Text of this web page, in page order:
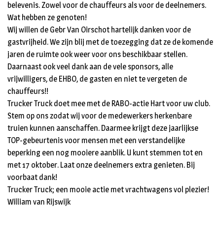
belevenis. Zowel voor de chauffeurs als voor de deelnemers.
Wat hebben ze genoten!
Wij willen de Gebr Van Oirschot hartelijk danken voor de
gastvrijheid. We zijn blij met de toezegging dat ze de komende
jaren de ruimte ook weer voor ons beschikbaar stellen.
Daarnaast ook veel dank aan de vele sponsors, alle
vrijwilligers, de EHBO, de gasten en niet te vergeten de
chauffeurs!!
Trucker Truck doet mee met de RABO-actie Hart voor uw club.
Stem op ons zodat wij voor de medewerkers herkenbare
truien kunnen aanschaffen. Daarmee krijgt deze jaarlijkse
TOP-gebeurtenis voor mensen met een verstandelijke
beperking een nog mooiere aanblik. U kunt stemmen tot en
met 17 oktober. Laat onze deelnemers extra genieten. Bij
voorbaat dank!
Trucker Truck; een mooie actie met vrachtwagens vol plezier!
William van Rijswijk